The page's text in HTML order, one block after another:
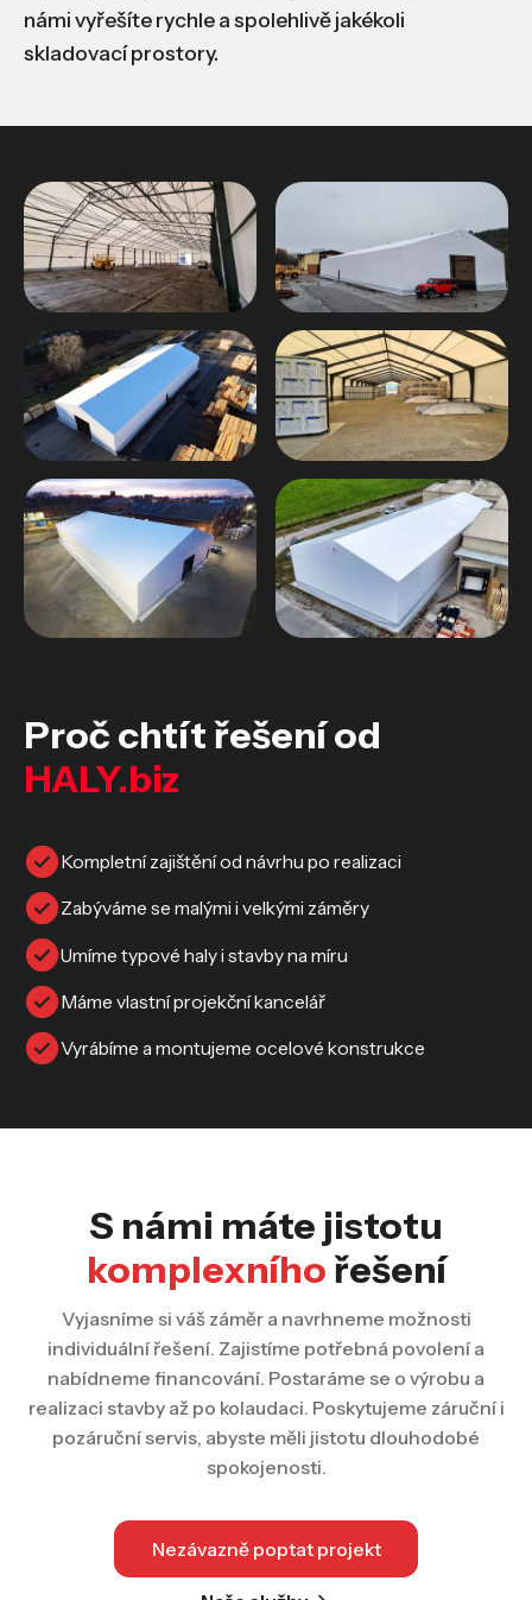
námi vyřešíte rychle a spolehlivě jakékoli
skladovací prostory.
Proč chtít řešení od
HALY.biz
Kompletní zajištění od návrhu po realizaci
Zabýváme se malými i velkými záměry
Umíme typové haly i stavby na míru
Máme vlastní projekční kancelář
Vyrábíme a montujeme ocelové konstrukce
S námi máte jistotu
komplexníhořešení
Vyjasníme si váš záměr a navrhneme možnosti
individuální řešení. Zajistíme potřebná povolení a
nabídneme financování. Postaráme se o výrobu a
realizaci stavby až po kolaudaci. Poskytujeme záruční i
pozáruční servis, abyste měli jistotu dlouhodobé
spokojenosti.
Nezávazně poptat projekt